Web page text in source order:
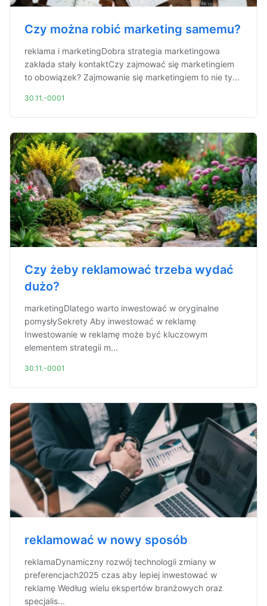
Czy można robić marketing samemu?
reklama i marketingDobra strategia marketingowa
zakłada stały kontaktCzy zajmować się marketingiem
to obowiązek? Zajmowanie się marketingiem to nie ty...
30.11.-0001
Czy żeby reklamować trzeba wydać
dużo?
marketingDlatego warto inwestować w oryginalne
pomysłySekrety Aby inwestować w reklamę
Inwestowanie w reklamę może być kluczowym
elementem strategii m...
30.11.-0001
reklamować w nowy sposób
reklamaDynamiczny rozwój technologii zmiany w
preferencjach2025 czas aby lepiej inwestować w
reklamę Według wielu ekspertów branżowych oraz
specjalis...